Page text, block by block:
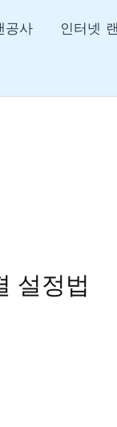
공사 인터넷
설정법